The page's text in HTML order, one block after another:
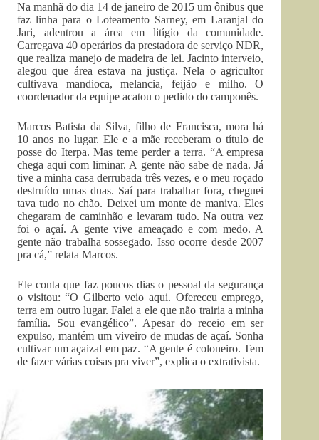
Na manhã do dia 14 de janeiro de 2015 um ônibus que
faz linha para o Loteamento Sarney, em Laranjal do
Jari, adentrou a área em litígio da comunidade.
Carregava 40 operários da prestadora de serviço NDR,
que realiza manejo de madeira de lei. Jacinto interveio,
alegou que área estava na justiça. Nela o agricultor
cultivava mandioca, melancia, feijão e milho. O
coordenador da equipe acatou o pedido do camponês.
Marcos Batista da Silva, filho de Francisca, mora há
10 anos no lugar. Ele e a mãe receberam o título de
posse do Iterpa. Mas teme perder a terra. “A empresa
chega aqui com liminar. A gente não sabe de nada. Já
tive a minha casa derrubada três vezes, e o meu roçado
destruído umas duas. Saí para trabalhar fora, cheguei
tava tudo no chão. Deixei um monte de maniva. Eles
chegaram de caminhão e levaram tudo. Na outra vez
foi o açaí. A gente vive ameaçado e com medo. A
gente não trabalha sossegado. Isso ocorre desde 2007
pra cá,” relata Marcos.
Ele conta que faz poucos dias o pessoal da segurança
o visitou: “O Gilberto veio aqui. Ofereceu emprego,
terra em outro lugar. Falei a ele que não trairia a minha
família. Sou evangélico”. Apesar do receio em ser
expulso, mantém um viveiro de mudas de açaí. Sonha
cultivar um açaizal em paz. “A gente é coloneiro. Tem
de fazer várias coisas pra viver”, explica o extrativista.